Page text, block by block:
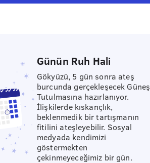
Günün Ruh Hali
Gökyüzü, 5 gün sonra ateş
burcunda gerçekleşecek Güneş
Tutulmasına hazırlanıyor.
İlişkilerde kıskançlık,
beklenmedik bir tartışmanın
fitilini ateşleyebilir. Sosyal
medyada kendimizi
göstermekten
çekinmeyeceğimiz bir gün.